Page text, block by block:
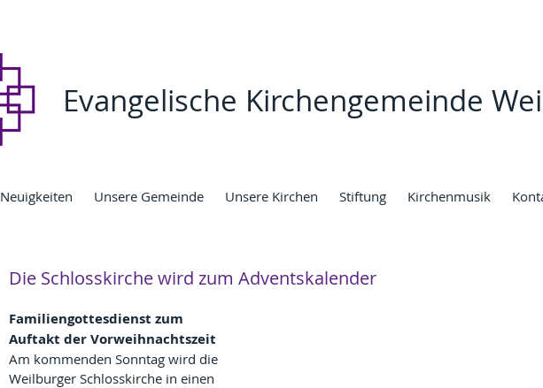
Evangelische Kirchengemeinde
Neuigkeiten Unsere Gemeinde Unsere Kirchen Stiftung Kirchenmusik
Die Schlosskirche wird zum Adventskalender
Familiengottesdienst zum
Auftakt der Vorweihnachtszeit
Am kommenden Sonntag wird die
Weilburger Schlosskirche in einen